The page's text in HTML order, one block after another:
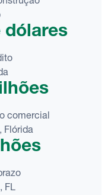
dólares
comercial
Flórida
FL